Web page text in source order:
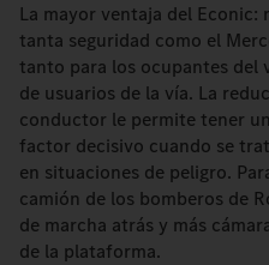
La mayor ventaja del
tanta seguridad como el
tanto para los ocupantes del
de usuarios de la vía. La
conductor le permite tener
factor decisivo cuando se
en situaciones de peligro.
camión de los bomberos de
de marcha atrás y más
de la plataforma.